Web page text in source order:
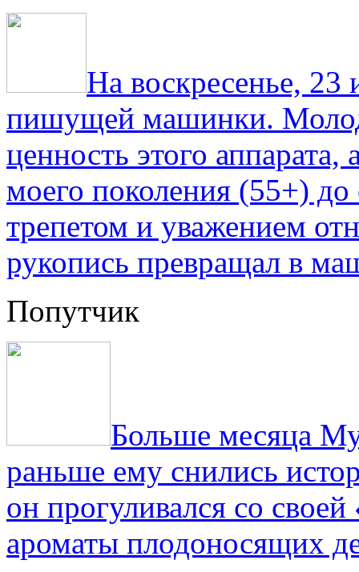
На воскресенье,
пишущей машинки.
ценность этого
моего поколения (55+) до
трепетом и уважением
рукопись превращал в
Попутчик
Больше месяца
раньше ему снились
он прогуливался со
ароматы плодоносящих